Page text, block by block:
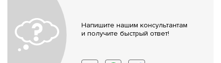
Напишите нашим консультантам
и получите быстрый ответ!